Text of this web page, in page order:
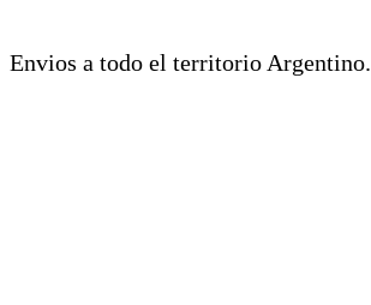
Envios a todo el territorio Argentino.